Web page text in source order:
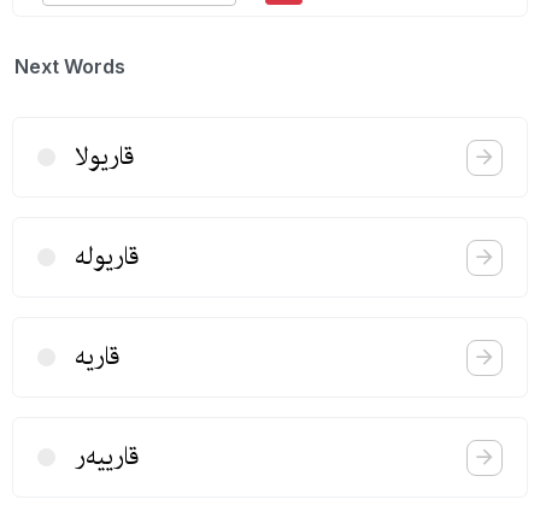
Next Words
قاریولا
قاریوله
قاریه
قارییه‌ر